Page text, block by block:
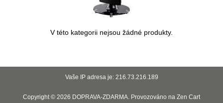
V této kategorii nejsou žádné produkty.
Vaše IP adresa je: 216.73.216.189
Copyright © 2026 DOPRAVA-ZDARMA. Provozováno na Zen Cart